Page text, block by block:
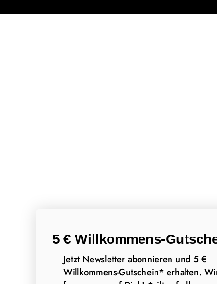
5 € Willkommens-
Jetzt Newsletter abonnieren und 5 €
Willkommens-Gutschein* erhalten.